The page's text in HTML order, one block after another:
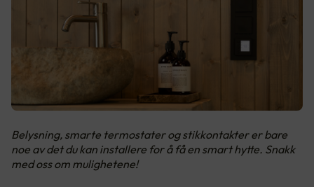
Belysning, smarte termostater og stikkontakter er bare
noe av det du kan installere for å få en smart hytte. Snakk
med oss om mulighetene!